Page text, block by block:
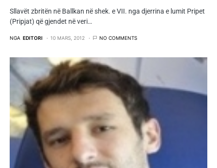
Sllavët zbritën në Ballkan në shek. e VII. nga djerrina e lumit Pripet
(Pripjat) që gjendet në veri…
NGA EDITORI 10 MARS, 2012 NO COMMENTS